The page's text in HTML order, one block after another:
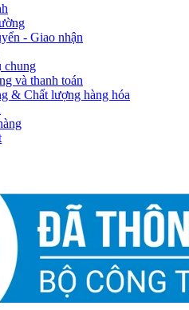
- Giao nhận
chung
và thanh toán
& Chất lượng hàng hóa